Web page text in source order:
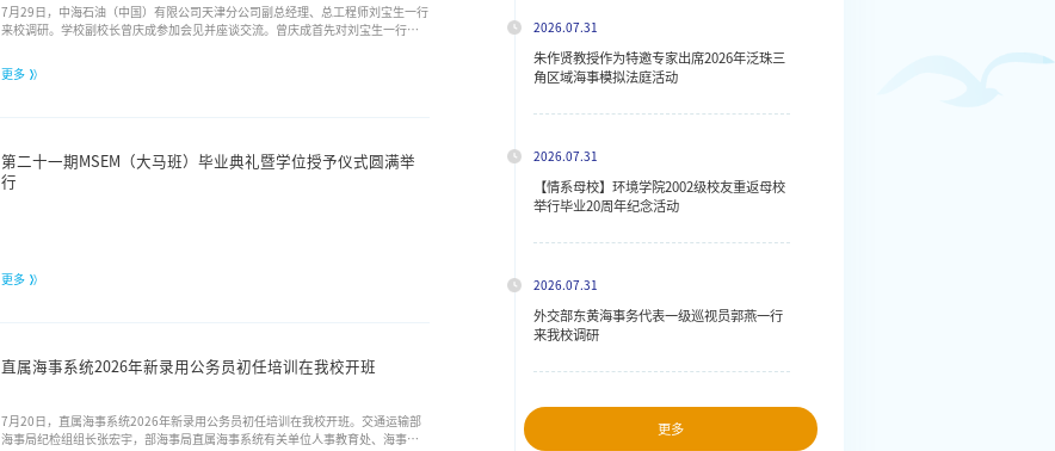
7月29日，中海石油（中国）有限公司天津分公司副总经理、总工程师刘宝生一行
来校调研。学校副校长曾庆成参加会见并座谈交流。曾庆成首先对刘宝生一行的
支持和帮助表示感谢。他指出，大连海事大学作为交通运输部直属重点大学，始
终坚持“立足海事、服务交通、面向海洋”的使命，在航运领域积累了深厚的科
更多
第二十一期MSEM（大马班）毕业典礼暨学位授予仪式圆满举
行
更多
直属海事系统2026年新录用公务员初任培训在我校开班
7月20日，直属海事系统2026年新录用公务员初任培训在我校开班。交通运输部
海事局纪检组组长张宏宇，部海事局直属海事系统有关单位人事教育处、海事技
2026.07.31
朱作贤教授作为特邀专家出席2026年泛珠三
角区域海事模拟法庭活动
2026.07.31
【情系母校】环境学院2002级校友重返母校
举行毕业20周年纪念活动
2026.07.31
外交部东黄海事务代表一级巡视员郭燕一行
来我校调研
更多